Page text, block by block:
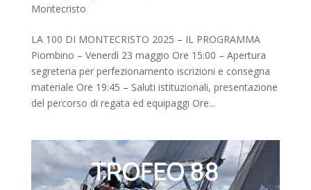
Montecristo
LA 100 DI MONTECRISTO 2025 – IL PROGRAMMA
Piombino – Venerdì 23 maggio Ore 15:00 – Apertura
segreteria per perfezionamento iscrizioni e consegna
materiale Ore 19:45 – Saluti istituzionali, presentazione
del percorso di regata ed equipaggi Ore...